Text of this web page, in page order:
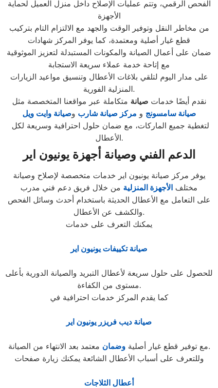
الفحص الرقمي، وتتم عمليات الإصلاح داخل منزل العميل لحماية
الأجهزة
من مخاطر النقل وتوفير الوقت والجهد مع الالتزام التام بتركيب
قطع غيار أصلية ومعتمدة، كما يوفر المركز شهادات
ضمان على أعمال الصيانة والمكونات المستبدلة لتعزيز الموثوقية
مع إتاحة خدمة عملاء سريعة الاستجابة
على مدار اليوم لتلقي بلاغات الأعطال وتنسيق مواعيد الزيارات
المنزلية الفورية.
نقدم أيضًا خدمات صيانة متكاملة عبر مواقعنا المتخصصة مثل
صيانة سامسونج و مركز صيانة شارب وصيانة وايت ويل
الأعطال.
الدعم الفني وصيانة أجهزة يونيون اير
يوفر مركز صيانة يونيون اير خدمات متخصصة لإصلاح وصيانة
مختلف الأجهزة المنزلية من خلال فريق دعم فني مدرب
على التعامل مع الأعطال الحديثة باستخدام أحدث وسائل الفحص
والكشف عن الأعطال.
يمكنك التعرف على خدمات
صيانة تكييفات يونيون اير
للحصول على حلول سريعة لأعطال التبريد والصيانة الدورية بأعلى
مستوى من الكفاءة.
كما يقدم المركز خدمات احترافية في
صيانة ديب فريزر يونيون اير
مع توفير قطع غيار أصليةوضمان
معتمد بعد الانتهاء من الصيانة.
وللتعرف على أسباب الأعطال الشائعة يمكنك زيارة صفحات
أعطال الثلاجات